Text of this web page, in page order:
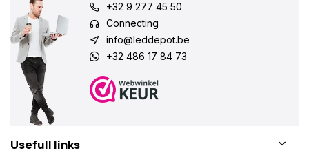
+32 9 277 45 50
Connecting
info@leddepot.be
+32 486 17 84 73
Usefull links